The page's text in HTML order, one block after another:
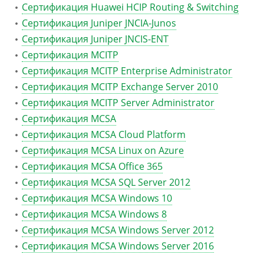
Сертификация Huawei HCIP Routing & Switching
Сертификация Juniper JNCIA-Junos
Сертификация Juniper JNCIS-ENT
Сертификация MCITP
Сертификация MCITP Enterprise Administrator
Сертификация MCITP Exchange Server 2010
Сертификация MCITP Server Administrator
Сертификация MCSA
Сертификация MCSA Cloud Platform
Сертификация MCSA Linux on Azure
Сертификация MCSA Office 365
Сертификация MCSA SQL Server 2012
Сертификация MCSA Windows 10
Сертификация MCSA Windows 8
Сертификация MCSA Windows Server 2012
Сертификация MCSA Windows Server 2016